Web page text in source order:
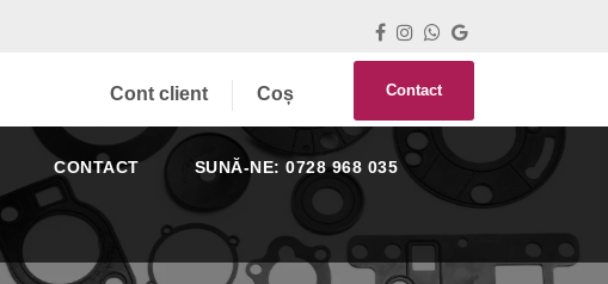
Cont client Coș Contact
CONTACT SUNĂ-NE: 0728 968 035